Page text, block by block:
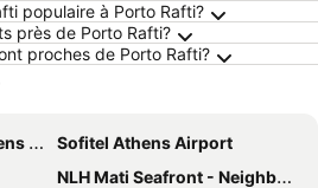
populaire à Porto Rafti?
près de Porto Rafti?
proches de Porto Rafti?
Sofitel Athens Airport
NLH Mati Seafront - Neighborhood Lifestyle Hotels